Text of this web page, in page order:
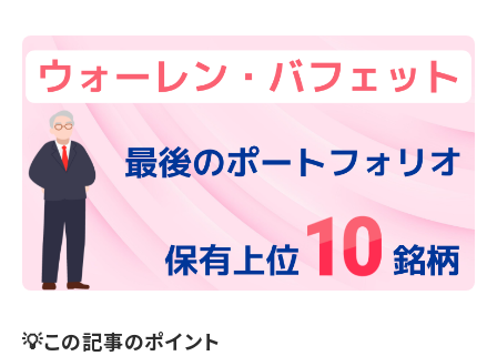
💡この記事のポイント